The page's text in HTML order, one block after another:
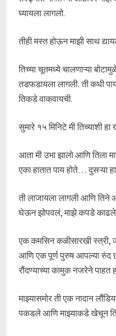
घ्यायला लागलो.
तीही मस्त होऊन माझी साथ
तिच्या चूतमध्ये चालणाऱ्या
तडफडायला लागली. ती कधी
तिकडे वाकवायची.
सुमारे १५ मिनिटे मी तिच्याशी
आता मी उभा झालो आणि तिला
एका हातात पाय होते… दुसऱ्या
ती लाजायला लागली आणि तिने
घेऊन झोपवलं, माझे कपडे काढले
एक कमसिन कळीसारखी स्त्री,
आणि एक पूर्ण पुरुष आपल्या रुंद
रौंदण्याच्या कामुक नजरेने पाहत
माझ्यासमोर ती एक नादान
पकडले आणि माझ्याकडे खेचून